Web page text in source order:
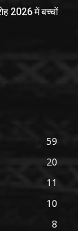
2026 में बच्चों
59
20
11
10
8